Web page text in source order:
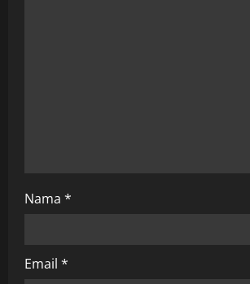
Nama *
Email *